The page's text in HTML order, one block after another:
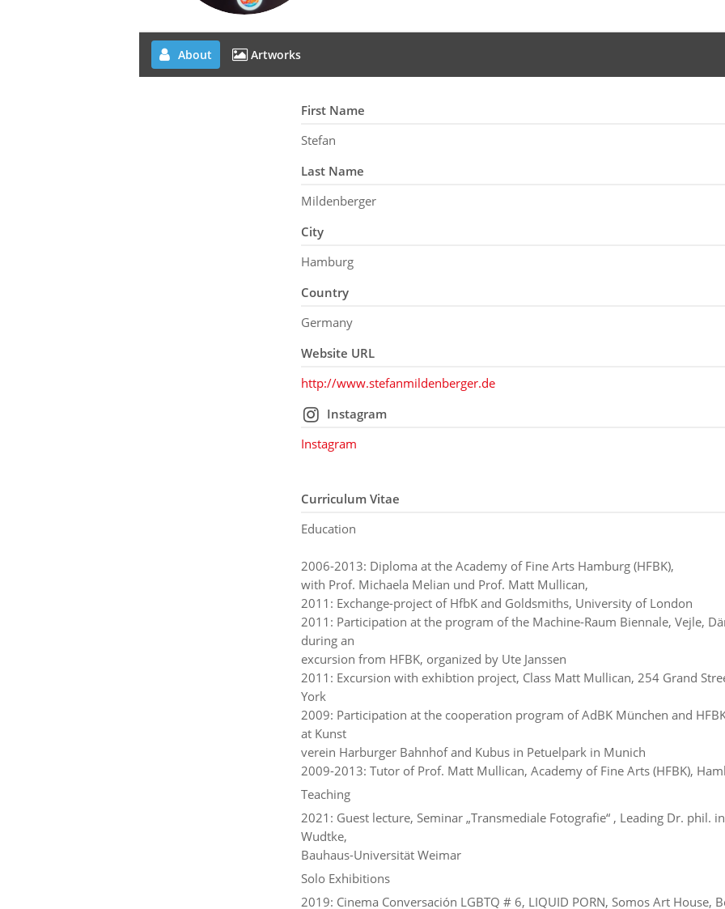
About Artworks
First Name
Stefan
Last Name
Mildenberger
City
Hamburg
Country
Germany
Website URL
http://www.stefanmildenberger.de
Instagram
Instagram
Curriculum Vitae
Education
2006-2013: Diploma at the Academy of Fine Arts Hamburg (HFBK),
with Prof. Michaela Melian und Prof. Matt Mullican,
2011: Exchange-project of HfbK and Goldsmiths, University of London
2011: Participation at the program of the Machine-Raum Biennale, Vejle,
during an
excursion from HFBK, organized by Ute Janssen
2011: Excursion with exhibtion project, Class Matt Mullican, 254 Grand
York
2009: Participation at the cooperation program of AdBK München and
at Kunst
verein Harburger Bahnhof and Kubus in Petuelpark in Munich
2009-2013: Tutor of Prof. Matt Mullican, Academy of Fine Arts (HFBK),
Teaching
2021: Guest lecture, Seminar „Transmediale Fotografie“ , Leading Dr. phil.
Wudtke,
Bauhaus-Universität Weimar
Solo Exhibitions
2019: Cinema Conversación LGBTQ # 6, LIQUID PORN, Somos Art House,